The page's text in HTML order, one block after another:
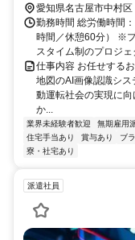
愛知県名古屋市中村区
勤務時間 総労働時間
時間／休憩60分） ※
スタイム制のプロジ
仕事内容 お任せする
地図のAI画像認識シ
動運転社会の実現に
か...
業界未経験者歓迎 無期雇用
住宅手当あり
賞与あり ブ
寮・社宅あり
派遣社員